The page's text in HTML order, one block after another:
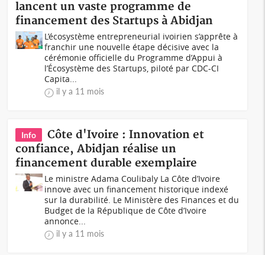
lancent un vaste programme de
financement des Startups à Abidjan
L’écosystème entrepreneurial ivoirien s’apprête à
franchir une nouvelle étape décisive avec la
cérémonie officielle du Programme d’Appui à
l’Écosystème des Startups, piloté par CDC-CI
Capita...
il y a 11 mois
Info
Côte d'Ivoire : Innovation et
confiance, Abidjan réalise un
financement durable exemplaire
Le ministre Adama Coulibaly La Côte d’Ivoire
innove avec un financement historique indexé
sur la durabilité. Le Ministère des Finances et du
Budget de la République de Côte d’Ivoire
annonce...
il y a 11 mois